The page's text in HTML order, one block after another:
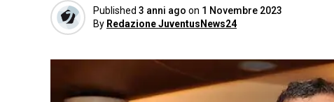
Published 3 anni ago on 1 Novembre 2023
By Redazione JuventusNews24